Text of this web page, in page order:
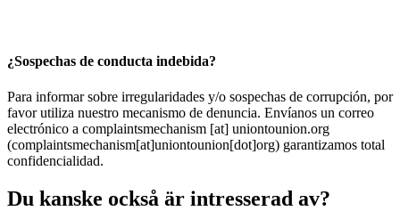
¿Sospechas de conducta indebida?
Para informar sobre irregularidades y/o sospechas de corrupción, por
favor utiliza nuestro mecanismo de denuncia. Envíanos un correo
electrónico a complaintsmechanism [at] uniontounion.org
(complaintsmechanism[at]uniontounion[dot]org) garantizamos total
confidencialidad.
Du kanske också är intresserad av?